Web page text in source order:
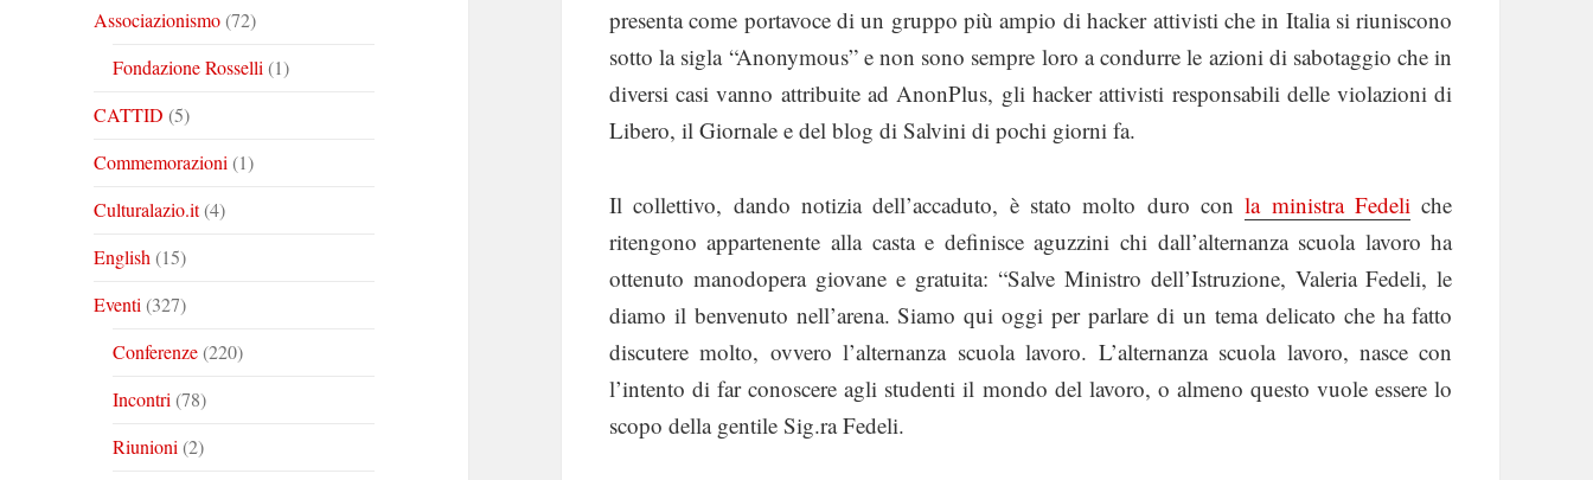
Associazionismo(72)
Fondazione Rosselli (1)
CATTID (5)
Commemorazioni (1)
Culturalazio.it(4)
English (15)
Eventi (327)
Conferenze(220)
Incontri (78)
Riunioni (2)
presenta come portavoce di un gruppo più ampio di hacker attivisti che in Italia si riuniscono
sotto la sigla “Anonymous” e non sono sempre loro a condurre le azioni di sabotaggio che in
diversi casi vanno attribuite ad AnonPlus, gli hacker attivisti responsabili delle violazioni di
Libero, il Giornale e del blog di Salvini di pochi giorni fa.
Il collettivo, dando notizia dell’accaduto, è stato molto duro conla ministra Fedeli che
ritengono appartenente alla casta e definisce aguzzini chi dall’alternanza scuola lavoro ha
ottenuto manodopera giovane e gratuita: “Salve Ministro dell’Istruzione, Valeria Fedeli, le
diamo il benvenuto nell’arena. Siamo qui oggi per parlare di un tema delicato che ha fatto
discutere molto, ovvero l’alternanza scuola lavoro. L’alternanza scuola lavoro, nasce con
l’intento di far conoscere agli studenti il mondo del lavoro, o almeno questo vuole essere lo
scopo della gentile Sig.ra Fedeli.